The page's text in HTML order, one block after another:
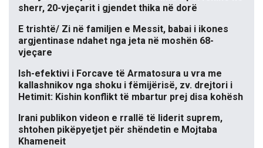
sherr, 20-vjeçarit i gjendet thika në dorë
E trishtë/ Zi në familjen e Messit, babai i ikones
argjentinase ndahet nga jeta në moshën 68-
vjeçare
Ish-efektivi i Forcave të Armatosura u vra me
kallashnikov nga shoku i fëmijërisë, zv. drejtori i
Hetimit: Kishin konflikt të mbartur prej disa kohësh
Irani publikon videon e rrallë të liderit suprem,
shtohen pikëpyetjet për shëndetin e Mojtaba
Khameneit